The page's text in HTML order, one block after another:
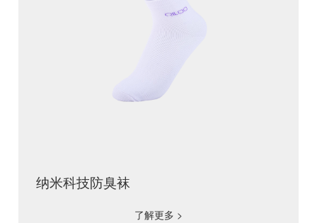
纳米科技防臭袜
了解更多 >